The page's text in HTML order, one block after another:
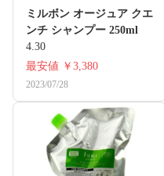
ミルボン オージュア クエ
ンチ シャンプー 250ml
4.30
最安値 ￥3,380
2023/07/28